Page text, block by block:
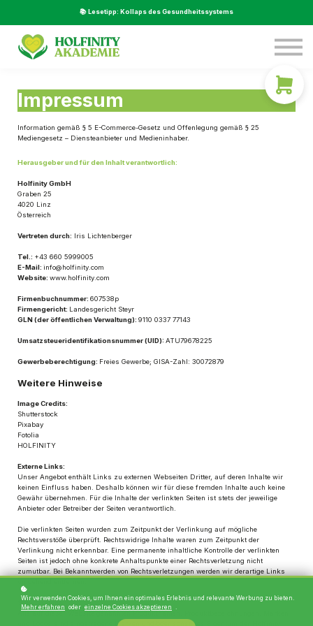
📚 Lesetipp: Kollaps des Gesundheitssystems
Service
Über Uns
LOGIN
Impressum
Information gemäß § 5 E-Commerce-Gesetz und Offenlegung gemäß § 25
Mediengesetz – Diensteanbieter und Medieninhaber.
Herausgeber und für den Inhalt verantwortlich:
Holfinity GmbH
Graben 25
4020 Linz
Österreich
Vertreten durch: Iris Lichtenberger
Tel.: +43 660 5999005
E-Mail: info@holfinity.com
Website: www.holfinity.com
Firmenbuchnummer: 607538p
Firmengericht: Landesgericht Steyr
GLN (der öffentlichen Verwaltung): 9110 0337 77143
Umsatzsteueridentifikationsnummer (UID): ATU79678225
Gewerbeberechtigung: Freies Gewerbe; GISA-Zahl: 30072879
Weitere Hinweise
Image Credits:
Shutterstock
Pixabay
Fotolia
HOLFINITY
Externe Links:
Unser Angebot enthält Links zu externen Webseiten Dritter, auf deren Inhalte wir
keinen Einfluss haben. Deshalb können wir für diese fremden Inhalte auch keine
Gewähr übernehmen. Für die Inhalte der verlinkten Seiten ist stets der jeweilige
Anbieter oder Betreiber der Seiten verantwortlich.
Die verlinkten Seiten wurden zum Zeitpunkt der Verlinkung auf mögliche
Rechtsverstöße überprüft. Rechtswidrige Inhalte waren zum Zeitpunkt der
Verlinkung nicht erkennbar. Eine permanente inhaltliche Kontrolle der verlinkten
Seiten ist jedoch ohne konkrete Anhaltspunkte einer Rechtsverletzung nicht
zumutbar. Bei Bekanntwerden von Rechtsverletzungen werden wir derartige Links
Schutzrechte:
Alle auf dieser Website genannten Produktnamen, Produktbezeichnungen, Marken
und Logos sind eingetragene Marken und/oder sonstiges Eigentum der Holfinity
Wir verwenden Cookies, um Ihnen ein optimales Erlebnis und relevante Werbung zu bieten.
Mehr erfahren oder einzelne Cookies akzeptieren .